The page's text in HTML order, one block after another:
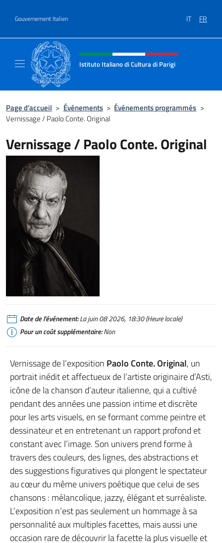
Gouvernement Italien IT FR
Site Web, social et en-tête de
Istituto Italiano di Cultura di Parigi
Page d'accueil > Événements > Événements programmés >
Vernissage / Paolo Conte. Original
Vernissage / Paolo Conte. Original
Date de l'événement:La juin 08 2026, 18:30 (Heure locale)
Pour un coût supplémentaire:Non
Vernissage de l’exposition Paolo Conte. Original, un
portrait inédit et affectueux de l’artiste originaire d’Asti,
icône de la chanson d’auteur italienne, qui a cultivé
pendant des années une passion intime et discrète
pour les arts visuels, en se formant comme peintre et
dessinateur et en entretenant un rapport profond et
constant avec l’image. Son univers prend forme à
travers des couleurs, des lignes, des abstractions et
des suggestions figuratives qui plongent le spectateur
au cœur du même univers poétique que celui de ses
chansons : mélancolique, jazzy, élégant et surréaliste.
L’exposition n’est pas seulement un hommage à sa
personnalité aux multiples facettes, mais aussi une
occasion rare de découvrir la facette la plus visuelle et